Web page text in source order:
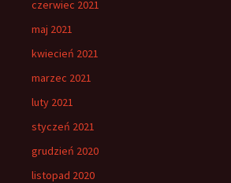
czerwiec 2021
maj 2021
kwiecień 2021
marzec 2021
luty 2021
styczeń 2021
grudzień 2020
listopad 2020